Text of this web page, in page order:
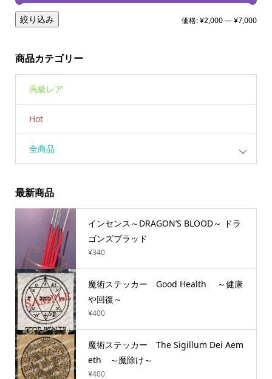
絞り込み 価格:¥2,000—¥7,000
商品カテゴリー
高級レア
Hot
全商品
最新商品
インセンス～DRAGON’S BLOOD～ ドラ
ゴンズブラッド
¥340
魔術ステッカー Good Health ～健康
や回復～
¥400
魔術ステッカー The Sigillum Dei Aem
eth ～魔除け～
¥400